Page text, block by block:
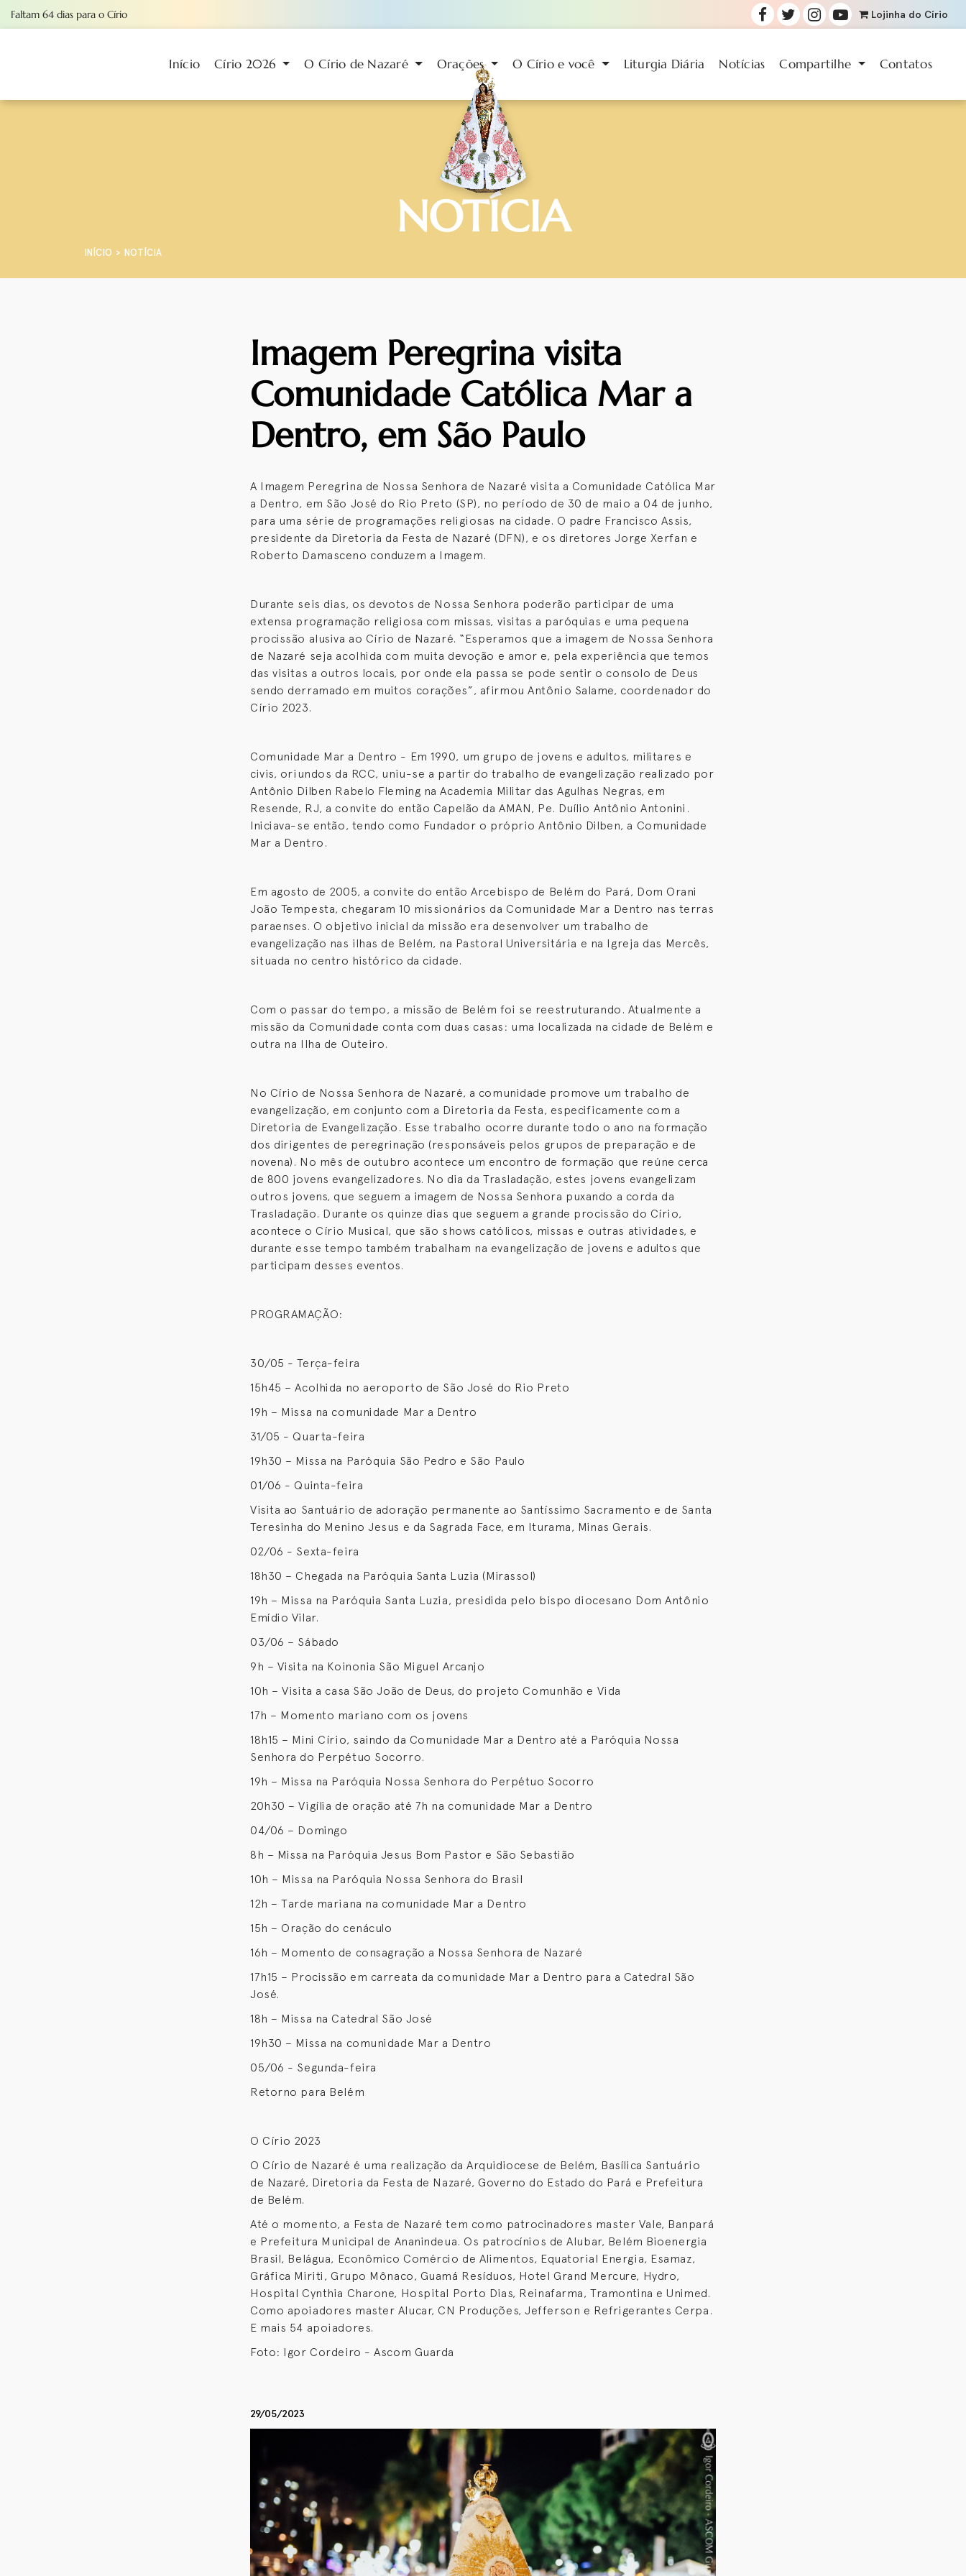
Faltam 64 dias para o Círio Lojinha do Círio
Início Círio 2026 O Círio de Nazaré Orações O Círio e você Liturgia Diária Notícias Compartilhe Contatos
NOTÍCIA
INÍCIO NOTÍCIA
Imagem Peregrina visita
Comunidade Católica Mar a
Dentro, em São Paulo
A Imagem Peregrina de Nossa Senhora de Nazaré visita a Comunidade Católica Mar
a Dentro, em São José do Rio Preto (SP), no período de 30 de maio a 04 de junho,
para uma série de programações religiosas na cidade. O padre Francisco Assis,
presidente da Diretoria da Festa de Nazaré (DFN), e os diretores Jorge Xerfan e
Roberto Damasceno conduzem a Imagem.
Durante seis dias, os devotos de Nossa Senhora poderão participar de uma
extensa programação religiosa com missas, visitas a paróquias e uma pequena
procissão alusiva ao Círio de Nazaré. “Esperamos que a imagem de Nossa Senhora
de Nazaré seja acolhida com muita devoção e amor e, pela experiência que temos
das visitas a outros locais, por onde ela passa se pode sentir o consolo de Deus
sendo derramado em muitos corações”, afirmou Antônio Salame, coordenador do
Círio 2023.
Comunidade Mar a Dentro - Em 1990, um grupo de jovens e adultos, militares e
civis, oriundos da RCC, uniu-se a partir do trabalho de evangelização realizado por
Antônio Dilben Rabelo Fleming na Academia Militar das Agulhas Negras, em
Resende, RJ, a convite do então Capelão da AMAN, Pe. Duílio Antônio Antonini.
Iniciava-se então, tendo como Fundador o próprio Antônio Dilben, a Comunidade
Mar a Dentro.
Em agosto de 2005, a convite do então Arcebispo de Belém do Pará, Dom Orani
João Tempesta, chegaram 10 missionários da Comunidade Mar a Dentro nas terras
paraenses. O objetivo inicial da missão era desenvolver um trabalho de
evangelização nas ilhas de Belém, na Pastoral Universitária e na Igreja das Mercês,
situada no centro histórico da cidade.
Com o passar do tempo, a missão de Belém foi se reestruturando. Atualmente a
missão da Comunidade conta com duas casas: uma localizada na cidade de Belém e
outra na Ilha de Outeiro.
No Círio de Nossa Senhora de Nazaré, a comunidade promove um trabalho de
evangelização, em conjunto com a Diretoria da Festa, especificamente com a
Diretoria de Evangelização. Esse trabalho ocorre durante todo o ano na formação
dos dirigentes de peregrinação (responsáveis pelos grupos de preparação e de
novena). No mês de outubro acontece um encontro de formação que reúne cerca
de 800 jovens evangelizadores. No dia da Trasladação, estes jovens evangelizam
outros jovens, que seguem a imagem de Nossa Senhora puxando a corda da
Trasladação. Durante os quinze dias que seguem a grande procissão do Círio,
acontece o Círio Musical, que são shows católicos, missas e outras atividades, e
durante esse tempo também trabalham na evangelização de jovens e adultos que
participam desses eventos.
PROGRAMAÇÃO:
30/05 - Terça-feira
15h45 – Acolhida no aeroporto de São José do Rio Preto
19h – Missa na comunidade Mar a Dentro
31/05 - Quarta-feira
19h30 – Missa na Paróquia São Pedro e São Paulo
01/06 - Quinta-feira
Visita ao Santuário de adoração permanente ao Santíssimo Sacramento e de Santa
Teresinha do Menino Jesus e da Sagrada Face, em Iturama, Minas Gerais.
02/06 - Sexta-feira
18h30 – Chegada na Paróquia Santa Luzia (Mirassol)
19h – Missa na Paróquia Santa Luzia, presidida pelo bispo diocesano Dom Antônio
Emídio Vilar.
03/06 – Sábado
9h – Visita na Koinonia São Miguel Arcanjo
10h – Visita a casa São João de Deus, do projeto Comunhão e Vida
17h – Momento mariano com os jovens
18h15 – Mini Círio, saindo da Comunidade Mar a Dentro até a Paróquia Nossa
Senhora do Perpétuo Socorro.
19h – Missa na Paróquia Nossa Senhora do Perpétuo Socorro
20h30 – Vigília de oração até 7h na comunidade Mar a Dentro
04/06 – Domingo
8h – Missa na Paróquia Jesus Bom Pastor e São Sebastião
10h – Missa na Paróquia Nossa Senhora do Brasil
12h – Tarde mariana na comunidade Mar a Dentro
15h – Oração do cenáculo
16h – Momento de consagração a Nossa Senhora de Nazaré
17h15 – Procissão em carreata da comunidade Mar a Dentro para a Catedral São
José.
18h – Missa na Catedral São José
19h30 – Missa na comunidade Mar a Dentro
05/06 - Segunda-feira
Retorno para Belém
O Círio 2023
O Círio de Nazaré é uma realização da Arquidiocese de Belém, Basílica Santuário
de Nazaré, Diretoria da Festa de Nazaré, Governo do Estado do Pará e Prefeitura
de Belém.
Até o momento, a Festa de Nazaré tem como patrocinadores master Vale, Banpará
e Prefeitura Municipal de Ananindeua. Os patrocínios de Alubar, Belém Bioenergia
Brasil, Belágua, Econômico Comércio de Alimentos, Equatorial Energia, Esamaz,
Gráfica Miriti, Grupo Mônaco, Guamá Resíduos, Hotel Grand Mercure, Hydro,
Hospital Cynthia Charone, Hospital Porto Dias, Reinafarma, Tramontina e Unimed.
Como apoiadores master Alucar, CN Produções, Jefferson e Refrigerantes Cerpa.
E mais 54 apoiadores.
Foto: Igor Cordeiro - Ascom Guarda
29/05/2023